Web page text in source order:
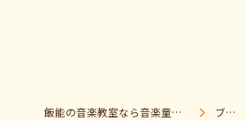
飯能の音楽教室なら音楽童クラブ Pパラダイス ブログ